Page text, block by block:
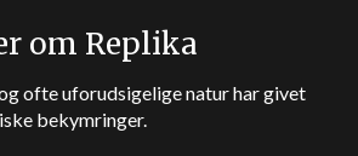
om Replika
ofte uforudsigelige natur har givet
bekymringer.